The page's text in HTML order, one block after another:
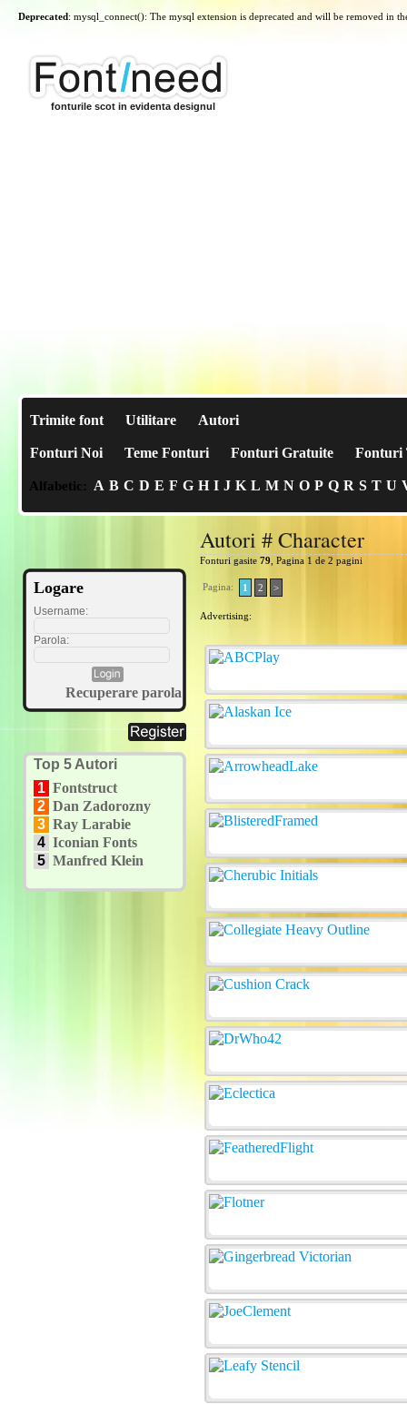
Deprecated: mysql_connect(): The mysql extension is deprecated and will be removed in
fonturile scot in evidenta designul
Trimite font Utilitare Autori
Fonturi Noi Teme Fonturi Fonturi Gratuite Fonturi
Alfabetic: A B C D E F G H I J K L M N O P Q R S T U
Logare
Username:
Parola:
Recuperare parola
Top 5 Autori
1 Fontstruct
2 Dan Zadorozny
3 Ray Larabie
4 Iconian Fonts
5 Manfred Klein
Autori # Character
Fonturi gasite 79 , Pagina 1 de 2 pagini
Pagina: 1 2 >
Advertising: